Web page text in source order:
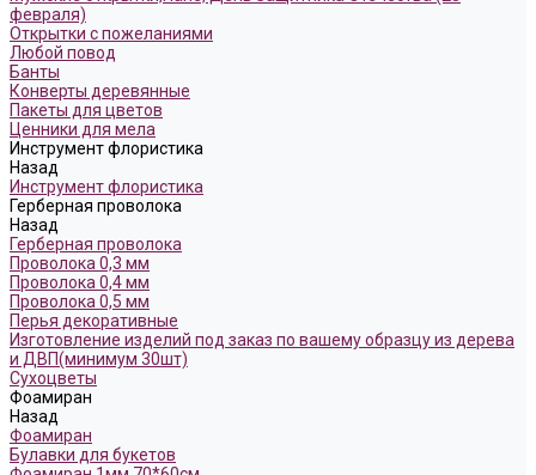
февраля)
Открытки с пожеланиями
Любой повод
Банты
Конверты деревянные
Пакеты для цветов
Ценники для мела
Инструмент флористика
Назад
Инструмент флористика
Герберная проволока
Назад
Герберная проволока
Проволока 0,3 мм
Проволока 0,4 мм
Проволока 0,5 мм
Перья декоративные
Изготовление изделий под заказ по вашему образцу из дерева
и ДВП(минимум 30шт)
Сухоцветы
Фоамиран
Назад
Фоамиран
Булавки для букетов